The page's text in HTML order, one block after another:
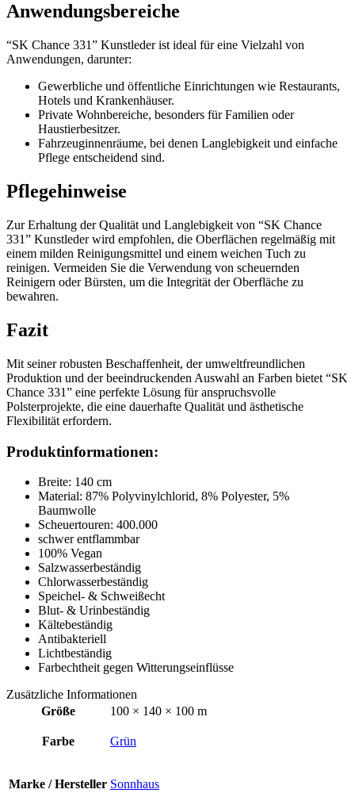
Anwendungsbereiche
“SK Chance 331” Kunstleder ist ideal für eine Vielzahl von
Anwendungen, darunter:
Gewerbliche und öffentliche Einrichtungen wie Restaurants,
Hotels und Krankenhäuser.
Private Wohnbereiche, besonders für Familien oder
Haustierbesitzer.
Fahrzeuginnenräume, bei denen Langlebigkeit und einfache
Pflege entscheidend sind.
Pflegehinweise
Zur Erhaltung der Qualität und Langlebigkeit von “SK Chance
331” Kunstleder wird empfohlen, die Oberflächen regelmäßig mit
einem milden Reinigungsmittel und einem weichen Tuch zu
reinigen. Vermeiden Sie die Verwendung von scheuernden
Reinigern oder Bürsten, um die Integrität der Oberfläche zu
bewahren.
Fazit
Mit seiner robusten Beschaffenheit, der umweltfreundlichen
Produktion und der beeindruckenden Auswahl an Farben bietet “SK
Chance 331” eine perfekte Lösung für anspruchsvolle
Polsterprojekte, die eine dauerhafte Qualität und ästhetische
Flexibilität erfordern.
Produktinformationen:
Breite: 140 cm
Material: 87% Polyvinylchlorid, 8% Polyester, 5%
Baumwolle
Scheuertouren: 400.000
schwer entflammbar
100% Vegan
Salzwasserbeständig
Chlorwasserbeständig
Speichel- & Schweißecht
Blut- & Urinbeständig
Kältebeständig
Antibakteriell
Lichtbeständig
Farbechtheit gegen Witterungseinflüsse
Zusätzliche Informationen
Größe
100 × 140 × 100 m
Farbe Grün
Marke / Hersteller Sonnhaus